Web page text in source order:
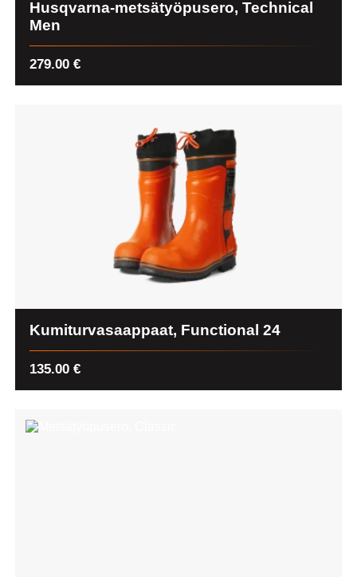
Husqvarna-metsätyöpusero, Technical
Men
279.00 €
Kumiturvasaappaat, Functional 24
135.00 €